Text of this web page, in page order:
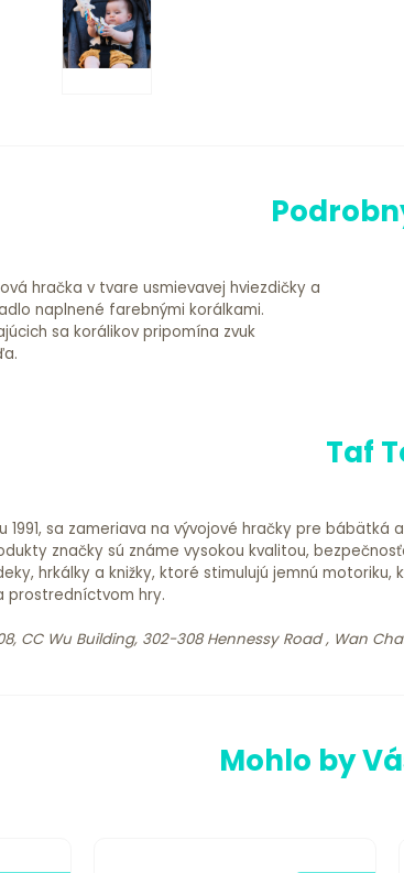
hračka v tvare usmievavej hviezdičky a
naplnené farebnými korálkami.
sa korálikov pripomína zvuk
Taf
1991, sa zameriava na vývojové hračky pre
značky sú známe vysokou kvalitou,
hrkálky a knižky, ktoré stimulujú jemnú
prostredníctvom hry.
CC Wu Building, 302-308 Hennessy Road , Wan
Mohlo by